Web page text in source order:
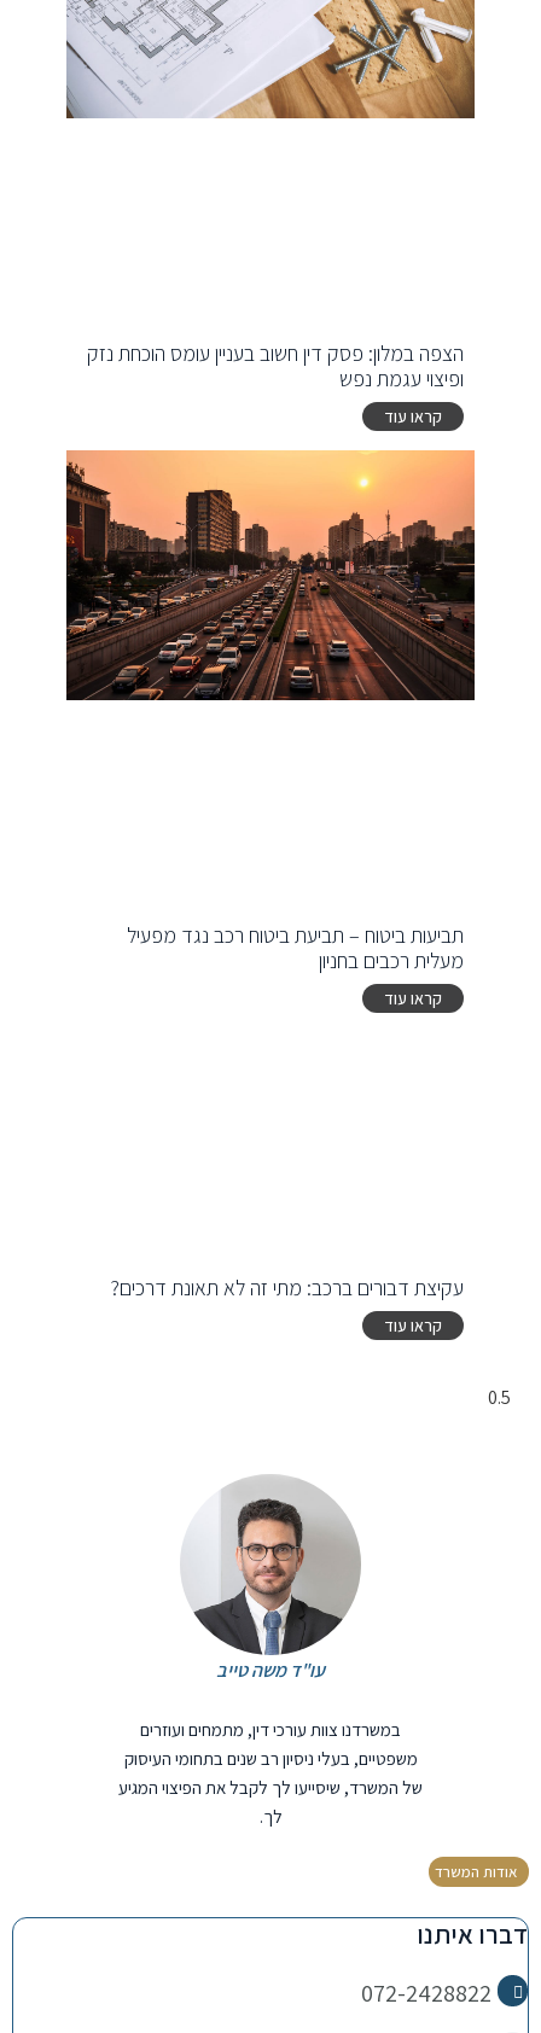
הצפה במלון: פסק דין חשוב בעניין עומס הוכחת נזק
ופיצוי עגמת נפש
קראו עוד
תביעות ביטוח – תביעת ביטוח רכב נגד מפעיל
מעלית רכבים בחניון
קראו עוד
עקיצת דבורים ברכב: מתי זה לא תאונת דרכים?
קראו עוד
עו"ד משה טייב
במשרדנו צוות עורכי דין, מתמחים ועוזרים
משפטיים, בעלי ניסיון רב שנים בתחומי העיסוק
של המשרד, שיסייעו לך לקבל את הפיצוי המגיע
לך.
אודות המשרד
דברו איתנו
072-2428822